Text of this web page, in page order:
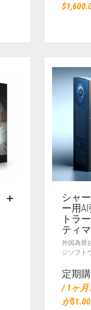
$
シャ
ー用
トラ
ティ
外国為替
ジソフト
定期
/ 1ヶ
が$1.00